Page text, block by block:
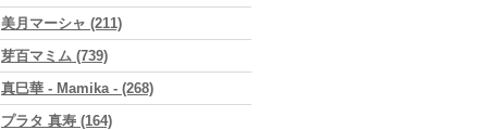
美月マーシャ (211)
芽百マミム (739)
真巳華 - Mamika - (268)
プラタ 真寿 (164)